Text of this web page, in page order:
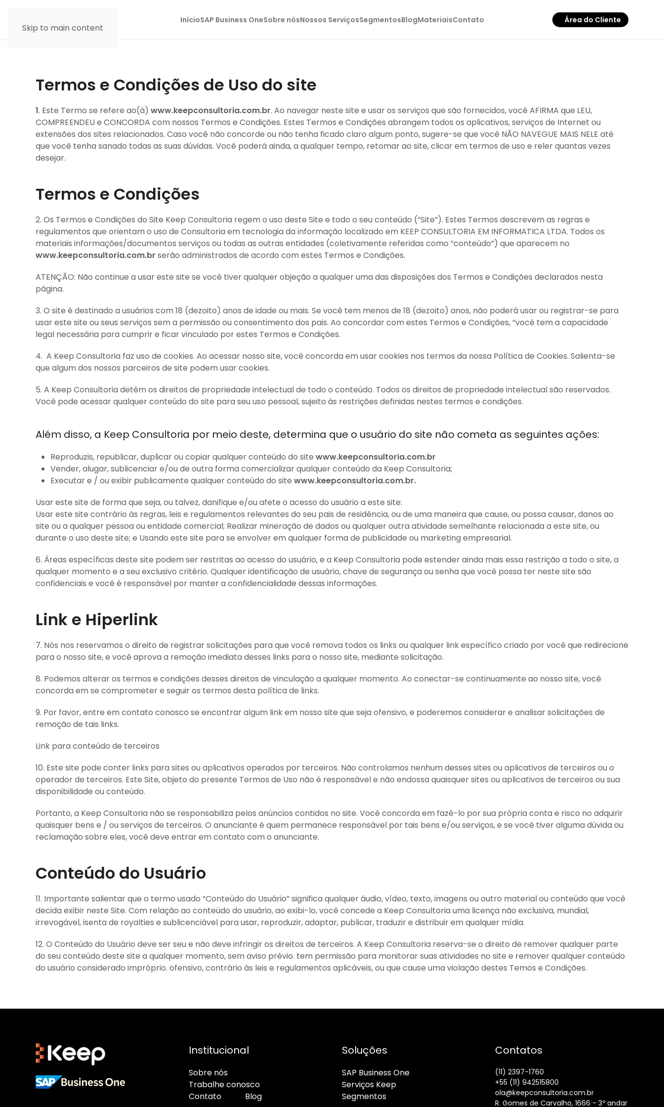
Skip to main content
InícioSAP Business OneSobre nósNossos ServiçosSegmentosBlogMateriaisContato Área do Cliente
Termos e Condições de Uso do site
1. Este Termo se refere ao(à) www.keepconsultoria.com.br. Ao navegar neste site e usar os serviços que são fornecidos, você AFIRMA que LEU,
COMPREENDEU e CONCORDA com nossos Termos e Condições. Estes Termos e Condições abrangem todos os aplicativos, serviços de Internet ou
extensões dos sites relacionados. Caso você não concorde ou não tenha ficado claro algum ponto, sugere-se que você NÃO NAVEGUE MAIS NELE até
que você tenha sanado todas as suas dúvidas. Você poderá ainda, a qualquer tempo, retomar ao site, clicar em termos de uso e reler quantas vezes
desejar.
Termos e Condições
2. Os Termos e Condições do Site Keep Consultoria regem o uso deste Site e todo o seu conteúdo (“Site”). Estes Termos descrevem as regras e
regulamentos que orientam o uso de Consultoria em tecnologia da informação localizado em KEEP CONSULTORIA EM INFORMATICA LTDA. Todos os
materiais informações/documentos serviços ou todas as outras entidades (coletivamente referidas como “conteúdo”) que aparecem no
www.keepconsultoria.com.br serão administrados de acordo com estes Termos e Condições.
ATENÇÃO: Não continue a usar este site se você tiver qualquer objeção a qualquer uma das disposições dos Termos e Condições declarados nesta
página.
3. O site é destinado a usuários com 18 (dezoito) anos de idade ou mais. Se você tem menos de 18 (dezoito) anos, não poderá usar ou registrar-se para
usar este site ou seus serviços sem a permissão ou consentimento dos pais. Ao concordar com estes Termos e Condições, “você tem a capacidade
legal necessária para cumprir e ficar vinculado por estes Termos e Condições.
4. A Keep Consultoria faz uso de cookies. Ao acessar nosso site, você concorda em usar cookies nos termos da nossa Política de Cookies. Salienta-se
que algum dos nossos parceiros de site podem usar cookies.
5. A Keep Consultoria detêm os direitos de propriedade intelectual de todo o conteúdo. Todos os direitos de propriedade intelectual são reservados.
Você pode acessar qualquer conteúdo do site para seu uso pessoal, sujeito às restrições definidas nestes termos e condições.
Além disso, a Keep Consultoria por meio deste, determina que o usuário do site não cometa as seguintes ações:
Reproduzis, republicar, duplicar ou copiar qualquer conteúdo do site www.keepconsultoria.com.br
Vender, alugar, sublicenciar e/ou de outra forma comercializar qualquer conteúdo da Keep Consultoria;
Executar e / ou exibir publicamente qualquer conteúdo do site www.keepconsultoria.com.br.
Usar este site de forma que seja, ou talvez, danifique e/ou afete o acesso do usuário a este site:
Usar este site contrário às regras, leis e regulamentos relevantes do seu pais de residência, ou de uma maneira que cause, ou possa causar, danos ao
site ou a qualquer pessoa ou entidade comercial; Realizar mineração de dados ou qualquer outra atividade semelhante relacionada a este site, ou
durante o uso deste site; e Usando este site para se envolver em qualquer forma de publicidade ou marketing empresarial.
6. Áreas específicas deste site podem ser restritas ao acesso do usuário, e a Keep Consultoria pode estender ainda mais essa restrição a todo o site, a
qualquer momento e a seu exclusivo critério. Qualquer identificação de usuário, chave de segurança ou senha que você possa ter neste site são
confidenciais e você é responsável por manter a confidencialidade dessas informações.
Link e Hiperlink
7. Nós nos reservamos o direito de registrar solicitações para que você remova todos os links ou qualquer link específico criado por você que redirecione
para o nosso site, e você aprova a remoção imediata desses links para o nosso site, mediante solicitação.
8. Podemos alterar os termos e condições desses direitos de vinculação a qualquer momento. Ao conectar-se continuamente ao nosso site, você
concorda em se comprometer e seguir os termos desta política de links.
9. Por favor, entre em contato conosco se encontrar algum link em nosso site que seja ofensivo, e poderemos considerar e analisar solicitações de
remoção de tais links.
Link para conteúdo de terceiros
10. Este site pode conter links para sites ou aplicativos operados por terceiros. Não controlamos nenhum desses sites ou aplicativos de terceiros ou o
operador de terceiros. Este Site, objeto do presente Termos de Uso não é responsável e não endossa quaisquer sites ou aplicativos de terceiros ou sua
disponibilidade ou conteúdo.
Portanto, a Keep Consultoria não se responsabiliza pelos anúncios contidos no site. Você concorda em fazê-lo por sua própria conta e risco no adquirir
quaisquer bens e / ou serviços de terceiros. O anunciante é quem permanece responsável por tais bens e/ou serviços, e se você tiver alguma dúvida ou
reclamação sobre eles, você deve entrar em contato com o anunciante.
Conteúdo do Usuário
11. Importante salientar que o termo usado “Conteúdo do Usuário” significa qualquer áudio, vídeo, texto, imagens ou outro material ou conteúdo que você
decida exibir neste Site. Com relação ao conteúdo do usuário, ao exibi-lo, você concede a Keep Consultoria uma licença não exclusiva, mundial,
irrevogável, isenta de royalties e sublicenciável para usar, reproduzir, adaptar, publicar, traduzir e distribuir em qualquer mídia.
12. O Conteúdo do Usuário deve ser seu e não deve infringir os direitos de terceiros. A Keep Consultoria reserva-se o direito de remover qualquer parte
do seu conteúdo deste site a qualquer momento, sem aviso prévio. tem permissão para monitorar suas atividades no site e remover qualquer conteúdo
do usuário considerado impróprio. ofensivo, contrário às leis e regulamentos aplicáveis, ou que cause uma violação destes Temos e Condições.
Institucional
Sobre nós
Trabalhe conosco
Contato
Blog
Soluções
SAP Business One
Serviços Keep
Segmentos
Contatos
(11) 2397-1760
+55 (11) 942515800
ola@keepconsultoria.com.br
R. Gomes de Carvalho, 1666 - 3º andar